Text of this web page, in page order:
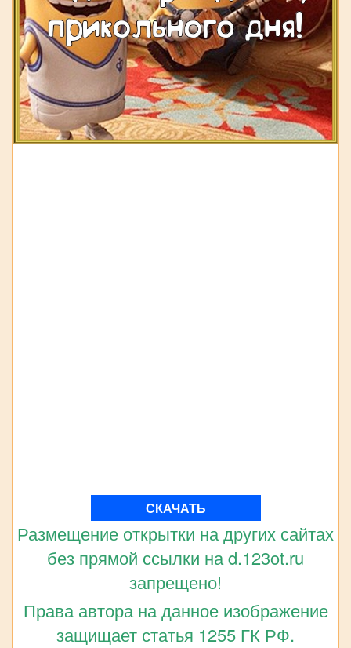
СКАЧАТЬ
Размещение открытки на других сайтах
без прямой ссылки на d.123ot.ru
запрещено!
Права автора на данное изображение
защищает статья 1255 ГК РФ.